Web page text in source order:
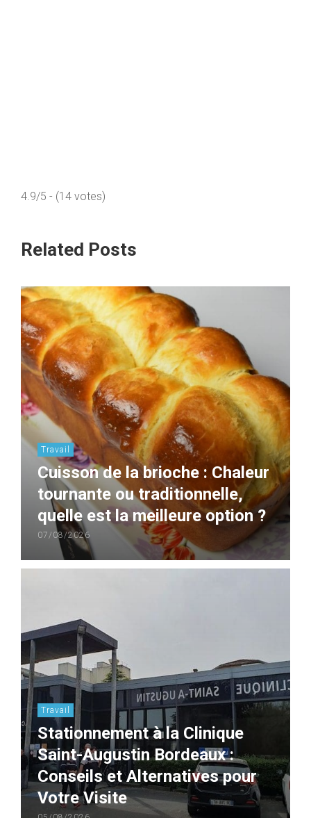
4.9/5 - (14 votes)
Related Posts
Travail
Cuisson de la brioche : Chaleur
tournante ou traditionnelle,
quelle est la meilleure option ?
07/08/2026
Travail
Stationnement à la Clinique
Saint-Augustin Bordeaux :
Conseils et Alternatives pour
Votre Visite